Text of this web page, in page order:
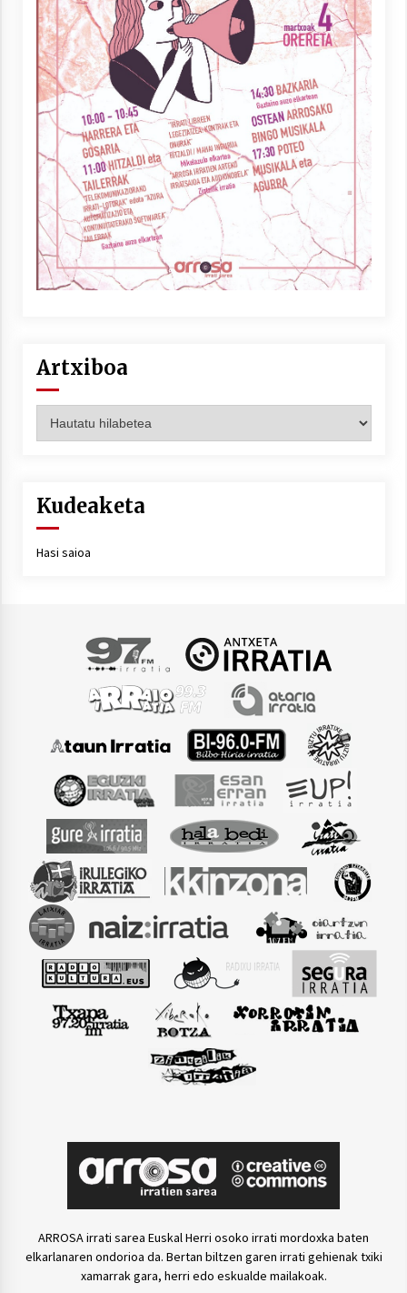
Artxiboa
Kudeaketa
Hasi saioa
ARROSA irrati sarea Euskal Herri osoko irrati mordoxka baten
elkarlanaren ondorioa da. Bertan biltzen garen irrati gehienak txiki
xamarrak gara, herri edo eskualde mailakoak.